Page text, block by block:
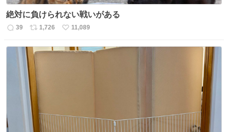
絶対に負けられない戦いがある
返
39
リ
ス
ト
数
1,726
い
ね
11,089